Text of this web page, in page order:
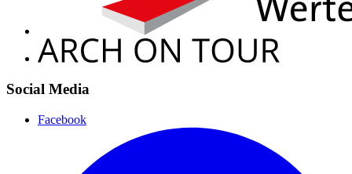
Social Media
Facebook